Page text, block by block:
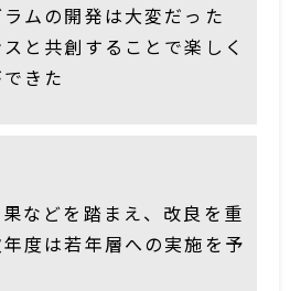
ムの開発は大変だった
と共創することで楽しく
きた
などを踏まえ、改良を重
度は若年層への実施を予